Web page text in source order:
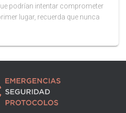
podrían intentar comprometer
lugar, recuerda que nunca